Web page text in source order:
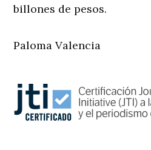
billones de pesos.
Paloma Valencia